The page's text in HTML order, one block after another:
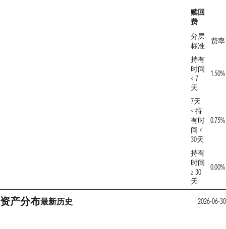
赎回
费
分层
标准
费率
持有
时间
< 7
天
1.50%
7天
≤ 持
有时
间 <
30天
0.75%
持有
时间
≥ 30
天
0.00%
资产分布最新历史 2026-06-30